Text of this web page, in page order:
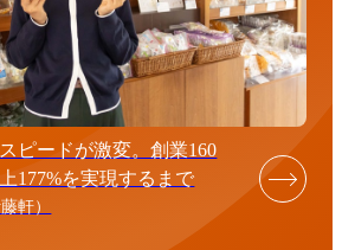
ピードが激変。創業160
177%を実現するまで
軒）